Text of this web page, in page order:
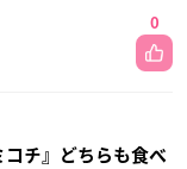
0
コチ』どちらも食べ